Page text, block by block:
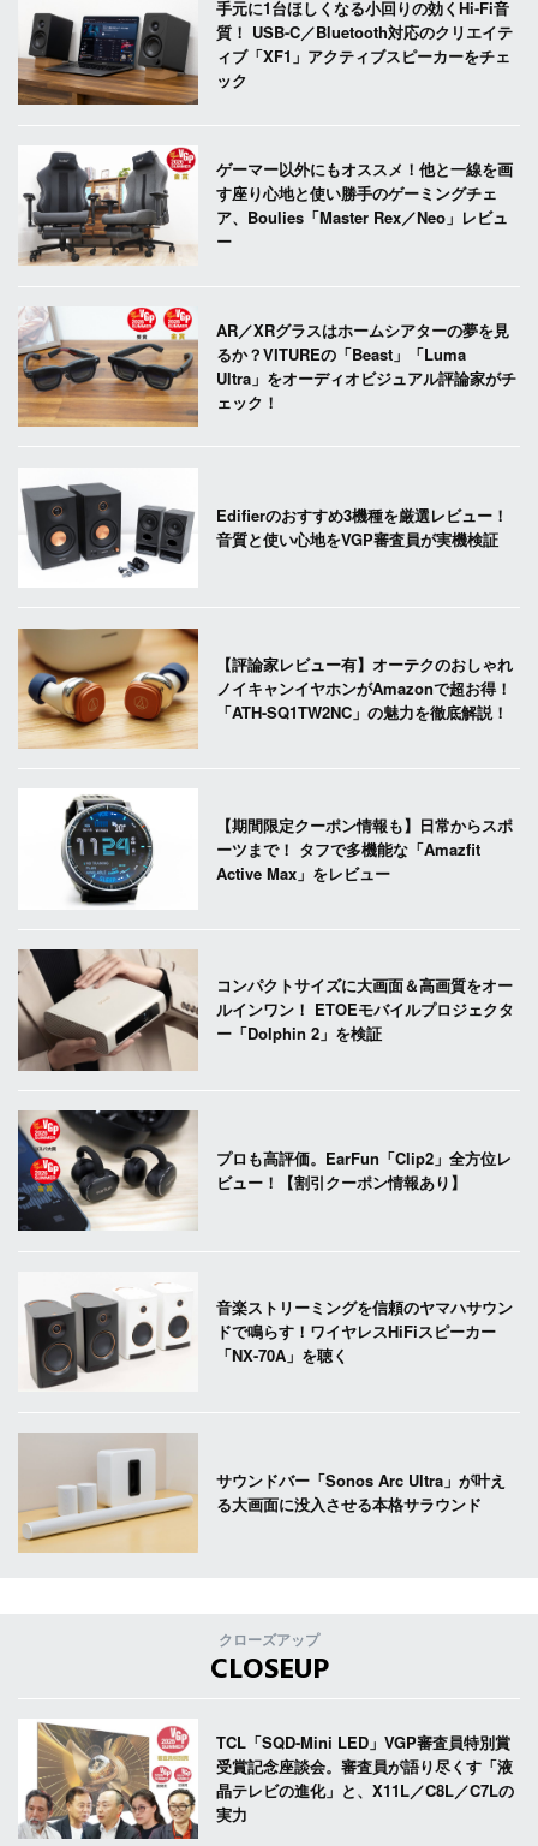
手元に1台ほしくなる小回りの効くHi-Fi音
質！ USB-C／Bluetooth対応のクリエイテ
ィブ「XF1」アクティブスピーカーをチェ
ック
ゲーマー以外にもオススメ！他と一線を画
す座り心地と使い勝手のゲーミングチェ
ア、Boulies「Master Rex／Neo」レビュ
ー
AR／XRグラスはホームシアターの夢を見
るか？VITUREの「Beast」「Luma
Ultra」をオーディオビジュアル評論家がチ
ェック！
Edifierのおすすめ3機種を厳選レビュー！
音質と使い心地をVGP審査員が実機検証
【評論家レビュー有】オーテクのおしゃれ
ノイキャンイヤホンがAmazonで超お得！
「ATH-SQ1TW2NC」の魅力を徹底解説！
【期間限定クーポン情報も】日常からスポ
ーツまで！ タフで多機能な「Amazfit
Active Max」をレビュー
コンパクトサイズに大画面＆高画質をオー
ルインワン！ ETOEモバイルプロジェクタ
ー「Dolphin 2」を検証
プロも高評価。EarFun「Clip2」全方位レ
ビュー！【割引クーポン情報あり】
音楽ストリーミングを信頼のヤマハサウン
ドで鳴らす！ワイヤレスHiFiスピーカー
「NX-70A」を聴く
サウンドバー「Sonos Arc Ultra」が叶え
る大画面に没入させる本格サラウンド
クローズアップ
CLOSEUP
TCL「SQD-Mini LED」VGP審査員特別賞
受賞記念座談会。審査員が語り尽くす「液
晶テレビの進化」と、X11L／C8L／C7Lの
実力